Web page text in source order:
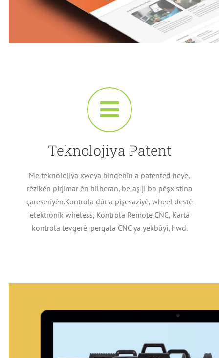
Teknolojiya Patent
Me teknolojiya xweya bingehîn a patented heye,
rêzikên pirjimar ên hilberan, belaş ji bo pêşxistina
çareseriyên.Kontrola dûr a pîşesaziyê, wheel destê
elektronîk wireless, Kontrola Remote CNC, Karta
kontrola tevgerê, pergala CNC ya yekbûyî, hwd.